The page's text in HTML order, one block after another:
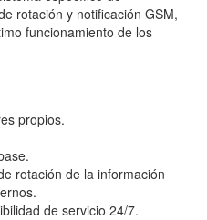
rotación y notiﬁcación GSM,
funcionamiento de los
propios.
rotación de la información
de servicio 24/7.